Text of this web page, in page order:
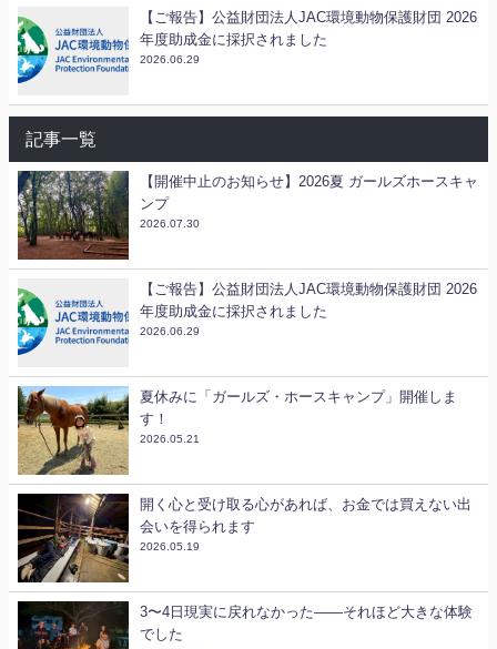
【ご報告】公益財団法人JAC環境動物保護財団 2026
年度助成金に採択されました
2026.06.29
記事一覧
【開催中止のお知らせ】2026夏 ガールズホースキャ
ンプ
2026.07.30
【ご報告】公益財団法人JAC環境動物保護財団 2026
年度助成金に採択されました
2026.06.29
夏休みに「ガールズ・ホースキャンプ」開催しま
す！
2026.05.21
開く心と受け取る心があれば、お金では買えない出
会いを得られます
2026.05.19
3〜4日現実に戻れなかった——それほど大きな体験
でした